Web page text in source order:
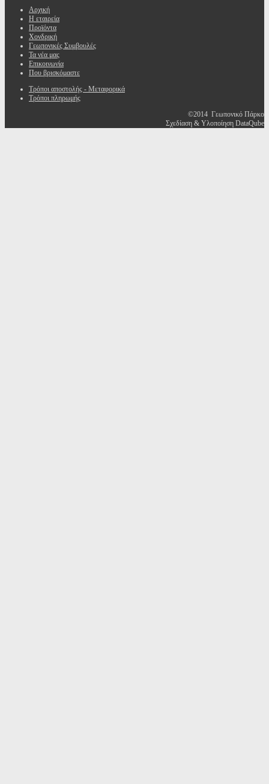
Αρχική
Η εταιρεία
Προϊόντα
Χονδρική
Γεωπονικές Συμβουλές
Τα νέα μας
Επικοινωνία
Που βρισκόμαστε
Τρόποι αποστολής - Μεταφορικά
Τρόποι πληρωμής
©2014 Γεωπονικό Πάρκο
Σχεδίαση & Υλοποίηση DataQube